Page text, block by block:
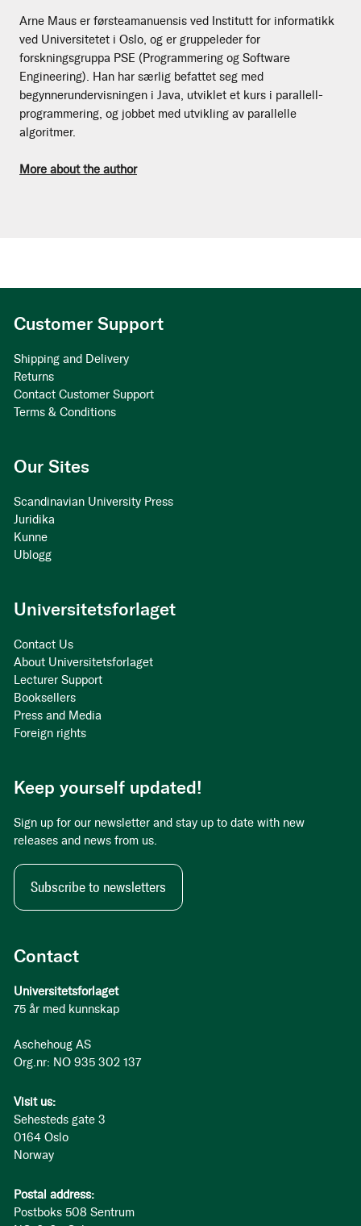
Arne Maus er førsteamanuensis ved Institutt for informatikk
ved Universitetet i Oslo, og er gruppeleder for
forskningsgruppa PSE (Programmering og Software
Engineering). Han har særlig befattet seg med
begynnerundervisningen i Java, utviklet et kurs i parallell-
programmering, og jobbet med utvikling av parallelle
algoritmer.
More about the author
Contact
Universitetsforlaget
75 år med kunnskap
Aschehoug AS
Org.nr: NO 935 302 137
Visit us:
Sehesteds gate 3
0164 Oslo
Norway
Postal address:
Postboks 508 Sentrum
Customer Support
Shipping and Delivery
Returns
Contact Customer Support
Terms & Conditions
Our Sites
Scandinavian University Press
Juridika
Kunne
Ublogg
Universitetsforlaget
Contact Us
About Universitetsforlaget
Lecturer Support
Booksellers
Press and Media
Foreign rights
Keep yourself updated!
Sign up for our newsletter and stay up to date with new
releases and news from us.
Subscribe to newsletters